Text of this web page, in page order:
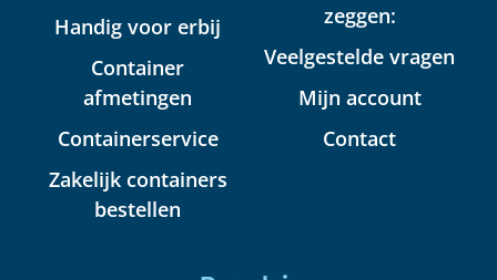
Handig voor erbij
Container
afmetingen
Containerservice
Zakelijk containers
bestellen
zeggen:
Veelgestelde vragen
Mijn account
Contact